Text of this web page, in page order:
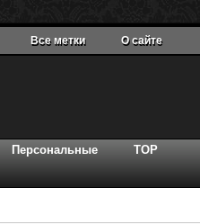
Все метки О сайте
Персональные TOP